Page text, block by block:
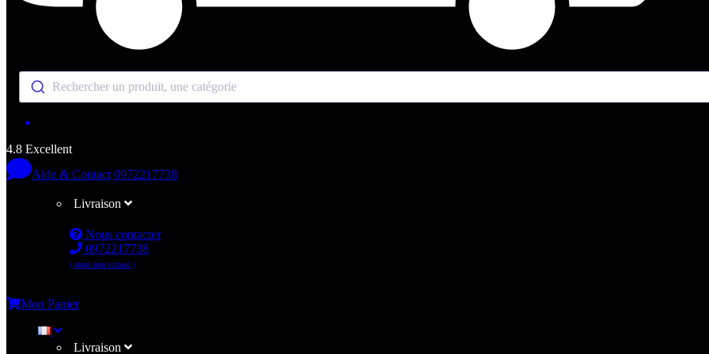
Rechercher un produit, une catégorie
4.8 Excellent
Aide & Contact 0972217738
Livraison
Nous contacter
0972217738
( appel non surtaxé )
Mon Panier
Livraison